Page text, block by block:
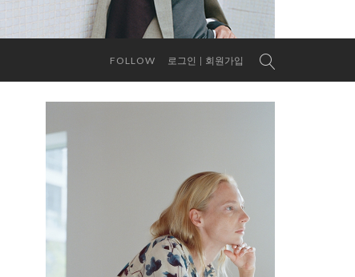
FOLLOW 로그인 회원가입